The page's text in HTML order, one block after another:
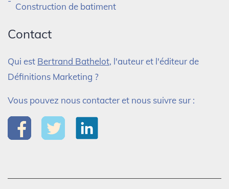
Construction de batiment
Contact
Qui est Bertrand Bathelot, l'auteur et l'éditeur de
Définitions Marketing ?
Vous pouvez nous contacter et nous suivre sur :